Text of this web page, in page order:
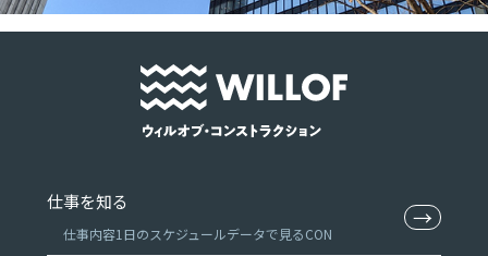
仕事を知る
仕事内容1日のスケジュールデータで見るCON
→